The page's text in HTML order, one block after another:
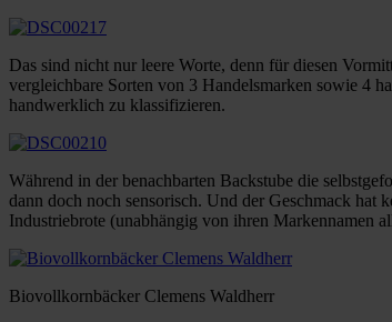
Das sind nicht nur leere Worte, denn für diesen
vergleichbare Sorten von 3 Handelsmarken sowie 4
handwerklich zu klassifizieren.
Während in der benachbarten Backstube die
dann doch noch sensorisch. Und der Geschmack hat
Industriebrote (unabhängig von ihren Markennamen
Biovollkornbäcker Clemens Waldherr